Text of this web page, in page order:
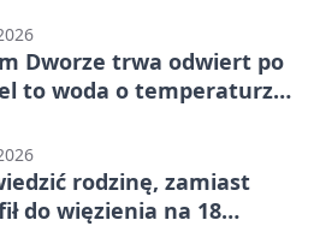
Dworze trwa odwiert po
to woda o temperaturze
rodzinę, zamiast
do więzienia na 18